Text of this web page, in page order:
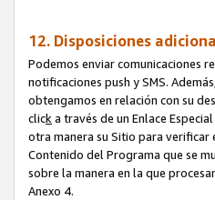
12. Disposiciones
Podemos enviar comunicaciones
notificaciones push y SMS.
obtengamos en relación con su
clicka través de un Enlace
otra manera su Sitio para
Contenido del Programa que se
sobre la manera en la que
Anexo 4.